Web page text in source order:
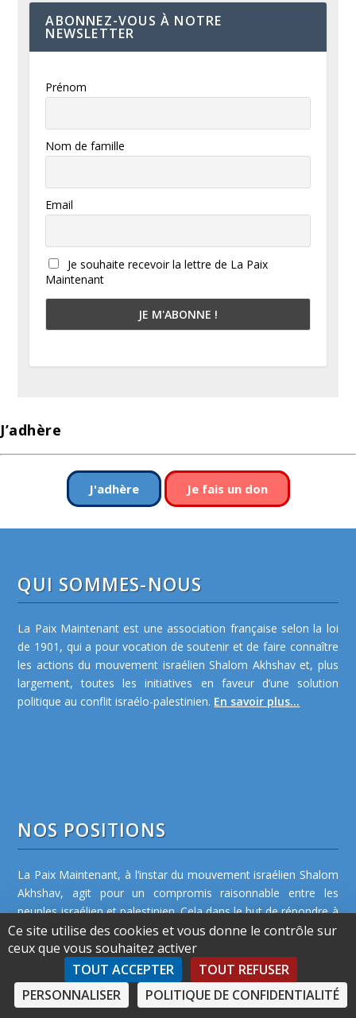
ABONNEZ-VOUS À NOTRE
NEWSLETTER
Prénom
Nom de famille
Email
Je souhaite recevoir la lettre de La Paix
Maintenant
J’adhère
J'adhère Je fais un don
QUI SOMMES-NOUS
La Paix Maintenant est une association française selon la loi
de 1901, qui a pour vocation de soutenir et de faire connaître
les actions du mouvement israélien Shalom Akhshav et, plus
largement, toutes les initiatives en faveur d’une solution
politique au conflit israélo-palestinien. En savoir plus...
NOS POSITIONS
La Paix Maintenant, à l’instar du mouvement israélien Shalom
Akhshav, agit pour un compromis raisonnable entre les
peuples israélien et palestinien. Cela dans le but de répondre à
leurs aspirations nationales légitimes, dans la sécurité pour
chacun d’entre eux, sur la basedes principes suivants...
Ce site utilise des cookies et vous donne le contrôle sur
ceux que vous souhaitez activer
TOUT ACCEPTER
TOUT REFUSER
PERSONNALISER
POLITIQUE DE CONFIDENTIALITÉ